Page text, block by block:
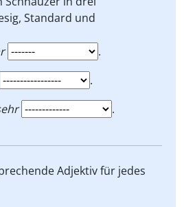
Standard und
.
.
.
Adjektiv für jedes